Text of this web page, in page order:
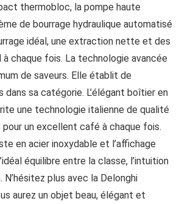
thermobloc, la pompe haute
de bourrage hydraulique automatisé
idéal, une extraction nette et des
chaque fois. La technologie avancée
de saveurs. Elle établit de
dans sa catégorie. L’élégant boîtier en
une technologie italienne de qualité
un excellent café à chaque fois.
en acier inoxydable et l’affichage
équilibre entre la classe, l’intuition
N’hésitez plus avec la Delonghi
aurez un objet beau, élégant et